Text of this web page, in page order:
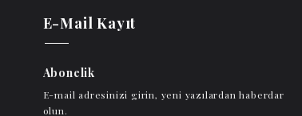
E-Mail Kayıt
Abonelik
E-mail adresinizi girin, yeni yazılardan haberdar
olun.